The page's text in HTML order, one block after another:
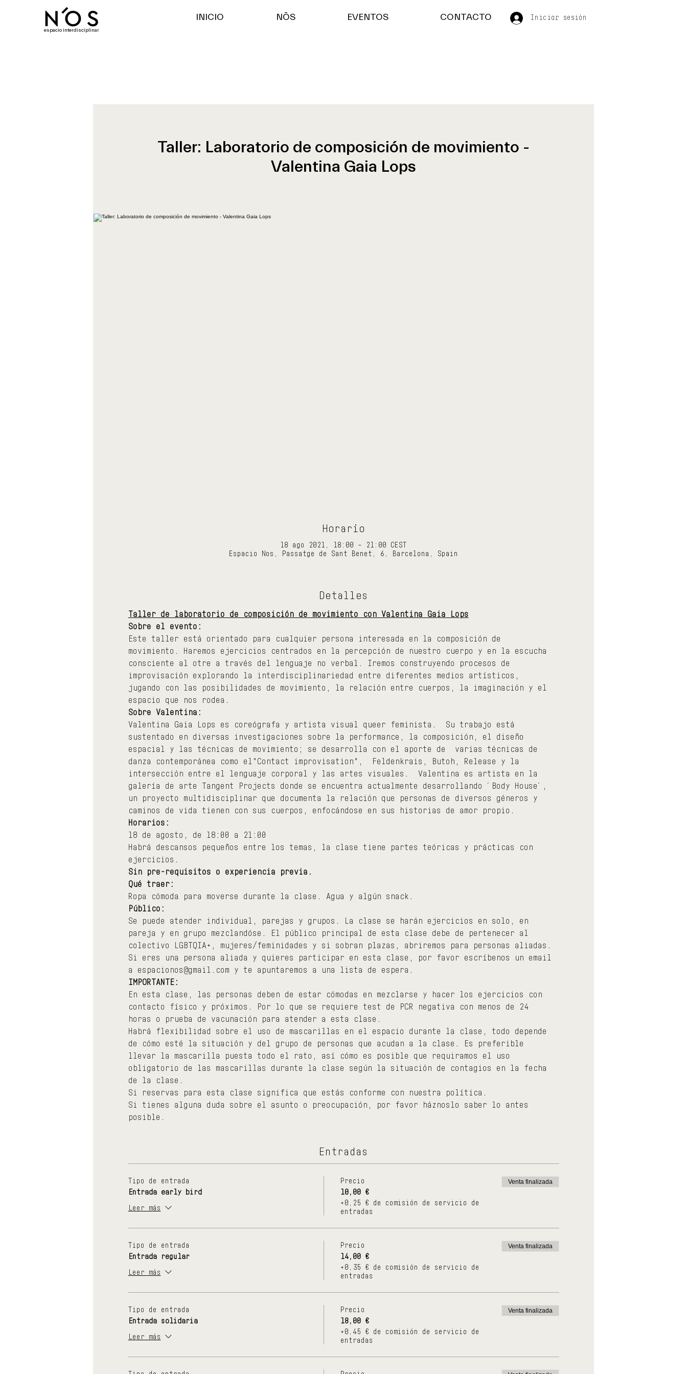
espacio interdisciplinar
INICIO NŌS EVENTOS CONTACTO Iniciar sesión
Taller: Laboratorio de composición de movimiento -
Valentina Gaia Lops
Horario
18 ago 2021, 18:00 – 21:00 CEST
Espacio Nos, Passatge de Sant Benet, 6, Barcelona, Spain
Detalles
Taller de laboratorio de composición de movimiento con Valentina Gaia Lops
Sobre el evento:
Este taller está orientado para cualquier persona interesada en la composición de
movimiento. Haremos ejercicios centrados en la percepción de nuestro cuerpo y en la escucha
consciente al otre a través del lenguaje no verbal. Iremos construyendo procesos de
improvisación explorando la interdisciplinariedad entre diferentes medios artísticos,
jugando con las posibilidades de movimiento, la relación entre cuerpos, la imaginación y el
espacio que nos rodea.
Sobre Valentina:
Valentina Gaia Lops es coreógrafa y artista visual queer feminista.  Su trabajo está
sustentado en diversas investigaciones sobre la performance, la composición, el diseño
espacial y las técnicas de movimiento; se desarrolla con el aporte de  varias técnicas de
danza contemporánea como el"Contact improvisation",  Feldenkrais, Butoh, Release y la
intersección entre el lenguaje corporal y las artes visuales.  Valentina es artista en la
galería de arte Tangent Projects donde se encuentra actualmente desarrollando ´Body House´,
un proyecto multidisciplinar que documenta la relación que personas de diversos géneros y
caminos de vida tienen con sus cuerpos, enfocándose en sus historias de amor propio.
Horarios:
18 de agosto, de 18:00 a 21:00
Habrá descansos pequeños entre los temas, la clase tiene partes teóricas y prácticas con
ejercicios.
Sin pre-requisitos o experiencia previa.
Qué traer:
Ropa cómoda para moverse durante la clase. Agua y algún snack.
Público:
Se puede atender individual, parejas y grupos. La clase se harán ejercicios en solo, en
pareja y en grupo mezclandóse. El público principal de esta clase debe de pertenecer al
colectivo LGBTQIA+, mujeres/feminidades y si sobran plazas, abriremos para personas aliadas.
Si eres una persona aliada y quieres participar en esta clase, por favor escríbenos un email
a espacionos@gmail.com y te apuntaremos a una lista de espera.
IMPORTANTE:
En esta clase, las personas deben de estar cómodas en mezclarse y hacer los ejercicios con
contacto físico y próximos. Por lo que se requiere test de PCR negativa con menos de 24
horas o prueba de vacunación para atender a esta clase.
Habrá flexibilidad sobre el uso de mascarillas en el espacio durante la clase, todo depende
de cómo esté la situación y del grupo de personas que acudan a la clase. Es preferible
llevar la mascarilla puesta todo el rato, así cómo es posible que requiramos el uso
obligatorio de las mascarillas durante la clase según la situación de contagios en la fecha
de la clase.
Si reservas para esta clase significa que estás conforme con nuestra política.
Si tienes alguna duda sobre el asunto o preocupación, por favor háznoslo saber lo antes
posible.
Entradas
Tipo de entrada
Entrada early bird
Leer más
Precio
10,00 €
+0,25 € de comisión de servicio de
entradas
Venta finalizada
Tipo de entrada
Entrada regular
Leer más
Precio
14,00 €
+0,35 € de comisión de servicio de
entradas
Venta finalizada
Tipo de entrada
Entrada solidaria
Leer más
Precio
18,00 €
+0,45 € de comisión de servicio de
entradas
Venta finalizada